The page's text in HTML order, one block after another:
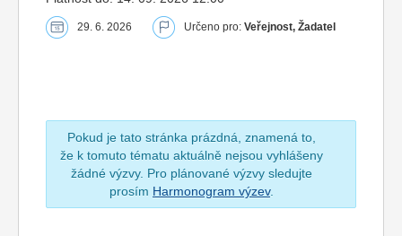
29. 6. 2026 Určeno pro: Veřejnost, Žadatel
Pokud je tato stránka prázdná, znamená to,
že k tomuto tématu aktuálně nejsou vyhlášeny
žádné výzvy. Pro plánované výzvy sledujte
prosím Harmonogram výzev.